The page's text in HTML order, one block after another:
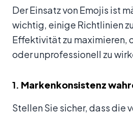
Der Einsatz von Emojis ist
wichtig, einige Richtlinien
Effektivität zu maximieren,
oder unprofessionell zu
1. Markenkonsistenz
Stellen Sie sicher, dass die